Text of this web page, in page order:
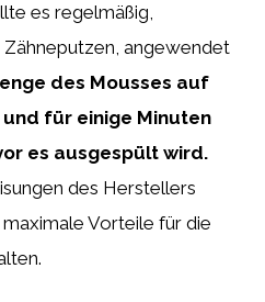
es regelmäßig,
angewendet
des Mousses auf
für einige Minuten
es ausgespült wird.
des Herstellers
Vorteile für die